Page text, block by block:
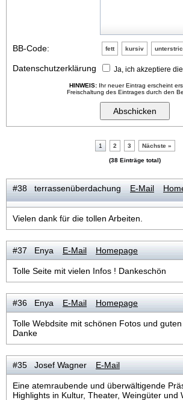
BB-Code: fett kursiv
Datenschutzerklärung Ja, ich akzeptiere die
HINWEIS: Ihr neuer Eintrag erscheint
Freischaltung des Eintrages durch den
1 2 3 Nächste »
(38 Einträge total)
#38 terrassenüberdachung E-Mail
Vielen dank für die tollen Arbeiten.
#37 Enya E-Mail Homepage
Tolle Seite mit vielen Infos ! Dankeschön
#36 Enya E-Mail Homepage
Tolle Webdsite mit schönen Fotos und
Danke
#35 Josef Wagner E-Mail
Eine atemraubende und überwältigende
Highlights in Kultur, Theater, Weingüter und